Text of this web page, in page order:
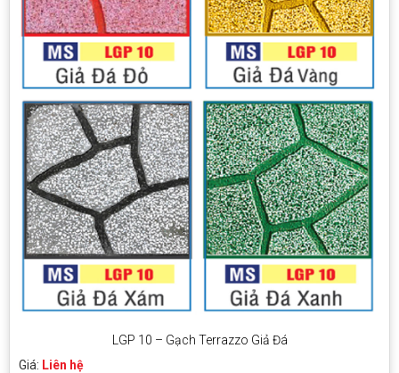
LGP 10 – Gạch Terrazzo Giả Đá
Giá: Liên hệ